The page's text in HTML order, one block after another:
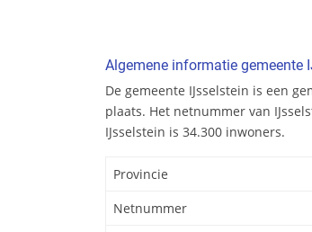
Algemene informatie gemeente
De gemeente IJsselstein is een
plaats. Het netnummer van
IJsselstein is 34.300 inwoners.
Provincie
Netnummer